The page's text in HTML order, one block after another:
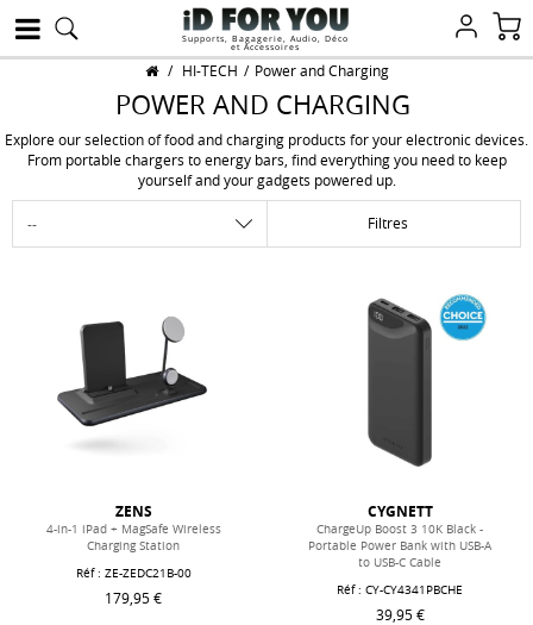
Supports, Bagagerie, Audio, Déco
et Accessoires
/ HI-TECH / Power and Charging
POWER AND CHARGING
Explore our selection of food and charging products for your electronic devices.
From portable chargers to energy bars, find everything you need to keep
yourself and your gadgets powered up.
Filtres
ZENS
4-in-1 iPad + MagSafe Wireless
Charging Station
Réf : ZE-ZEDC21B-00
179,95 €
CYGNETT
ChargeUp Boost 3 10K Black -
Portable Power Bank with USB-A
to USB-C Cable
Réf : CY-CY4341PBCHE
39,95 €